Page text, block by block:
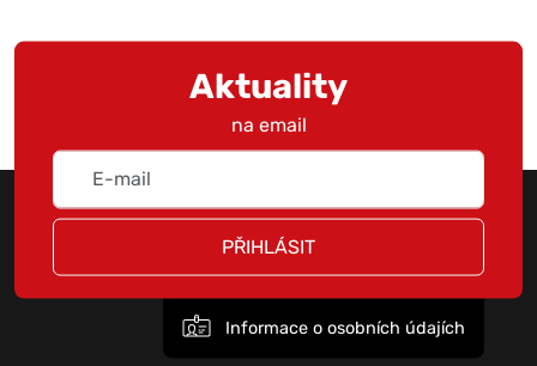
Aktuality
na email
PŘIHLÁSIT
Informace o osobních údajích